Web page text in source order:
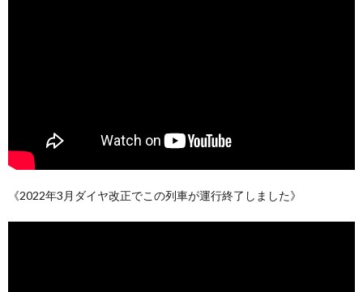
《2022年3月ダイヤ改正でこの列車が運行終了しました》